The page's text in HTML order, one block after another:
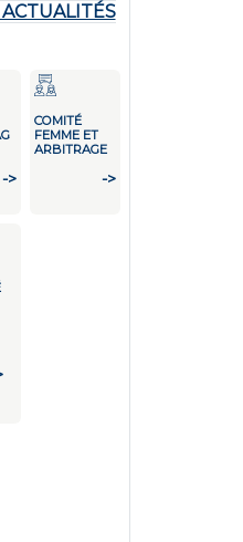
->
COMITÉ
FEMME ET
ARBITRAGE
->